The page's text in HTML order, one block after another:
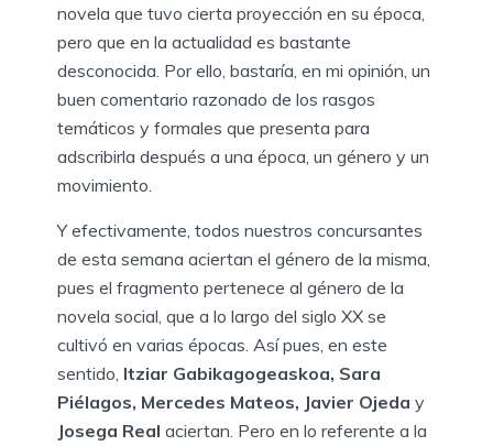
novela que tuvo cierta proyección en su época,
pero que en la actualidad es bastante
desconocida. Por ello, bastaría, en mi opinión, un
buen comentario razonado de los rasgos
temáticos y formales que presenta para
adscribirla después a una época, un género y un
movimiento.
Y efectivamente, todos nuestros concursantes
de esta semana aciertan el género de la misma,
pues el fragmento pertenece al género de la
novela social, que a lo largo del siglo XX se
cultivó en varias épocas. Así pues, en este
sentido, Itziar Gabikagogeaskoa, Sara
Piélagos, Mercedes Mateos, Javier Ojeda y
Josega Real aciertan. Pero en lo referente a la